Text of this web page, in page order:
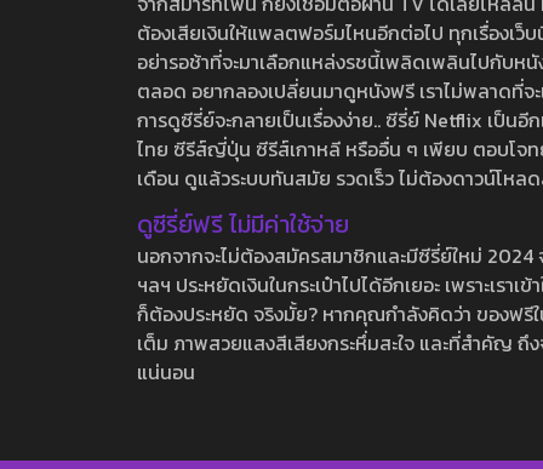
ต้องเสียเงินให้แพลตฟอร์มไหนอีกต่อไป ทุกเรื่องเว็
อย่ารอช้าที่จะมาเลือกแหล่งรชนี้เพลิดเพลินไปกับห
ตลอด อยากลองเปลี่ยนมาดูหนังฟรี เราไม่พลาดที่
การดูซีรี่ย์จะกลายเป็นเรื่องง่าย.. ซีรี่ย์ Netflix เป็น
ไทย ซีรีส์ญี่ปุ่น ซีรีส์เกาหลี หรืออื่น ๆ เพียบ ตอบโจท
เดือน ดูแล้วระบบทันสมัย รวดเร็ว ไม่ต้องดาวน์โห
ดูซีรี่ย์ฟรี ไม่มีค่าใช้จ่าย
นอกจากจะไม่ต้องสมัครสมาชิกและมีซีรี่ย์ใหม่
ฯลฯ ประหยัดเงินในกระเป๋าไปได้อีกเยอะ เพราะเร
ก็ต้องประหยัด จริงมั้ย? หากคุณกำลังคิดว่า ของฟ
เต็ม ภาพสวยแสงสีเสียงกระหึ่มสะใจ และที่สำคัญ
แน่นอน